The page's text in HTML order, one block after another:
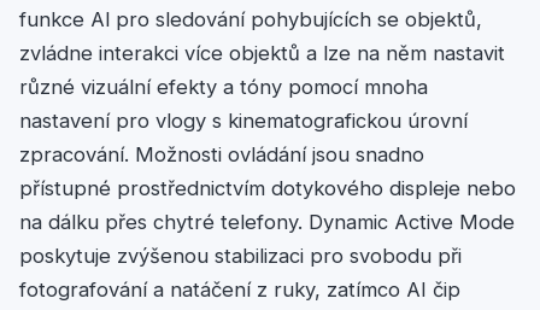
funkce Al pro sledování pohybujících se objektů,
zvládne interakci více objektů a lze na něm nastavit
různé vizuální efekty a tóny pomocí mnoha
nastavení pro vlogy s kinematografickou úrovní
zpracování. Možnosti ovládání jsou snadno
přístupné prostřednictvím dotykového displeje nebo
na dálku přes chytré telefony. Dynamic Active Mode
poskytuje zvýšenou stabilizaci pro svobodu při
fotografování a natáčení z ruky, zatímco AI čip